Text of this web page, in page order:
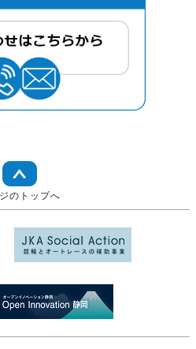
のトップへ